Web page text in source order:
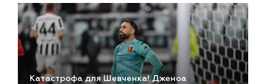
Катастрофа для Шевченка! Дженоа